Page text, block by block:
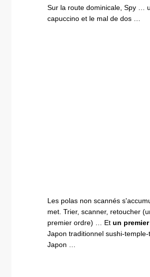
Sur la route dominicale, Spy …
capuccino et le mal de dos …
Les polas non scannés
met. Trier, scanner, retoucher
premier ordre) … Et un
Japon traditionnel sushi-
Japon …